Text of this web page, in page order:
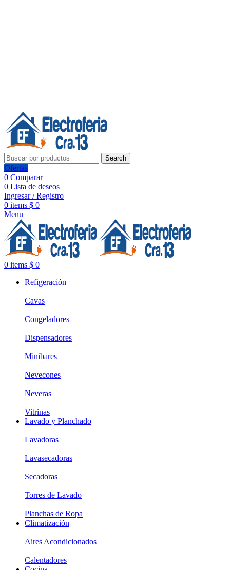
Search
Ofertas
0 Comparar
0 Lista de deseos
Ingresar / Registro
0 items $ 0
Menu
0 items $ 0
Refigeración
Cavas
Congeladores
Dispensadores
Minibares
Nevecones
Neveras
Vitrinas
Lavado y Planchado
Lavadoras
Lavasecadoras
Secadoras
Torres de Lavado
Planchas de Ropa
Climatización
Aires Acondicionados
Calentadores